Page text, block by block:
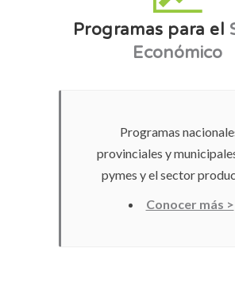
Programas para el
Económico
Programas
provinciales y
pymes y el sector
Conocer más >